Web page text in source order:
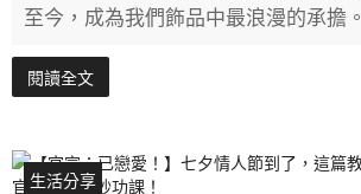
至今，成為我們飾品中最浪漫的承擔。
閱讀全文
生活分享